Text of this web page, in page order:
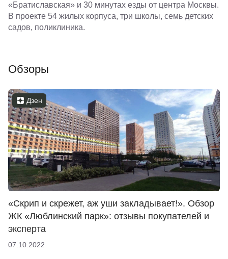
«Братиславская» и 30 минутах езды от центра Москвы.
В проекте 54 жилых корпуса, три школы, семь детских
садов, поликлиника.
Обзоры
Дзен
«Скрип и скрежет, аж уши закладывает!». Обзор
ЖК «Люблинский парк»: отзывы покупателей и
эксперта
07.10.2022